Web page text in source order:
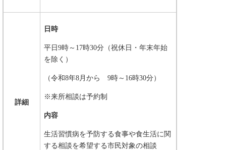
詳細
日時
平日9時～17時30分（祝休日・年末年始
を除く）
（令和8年8月から 9時～16時30分）
※来所相談は予約制
内容
生活習慣病を予防する食事や食生活に関
する相談を希望する市民対象の相談